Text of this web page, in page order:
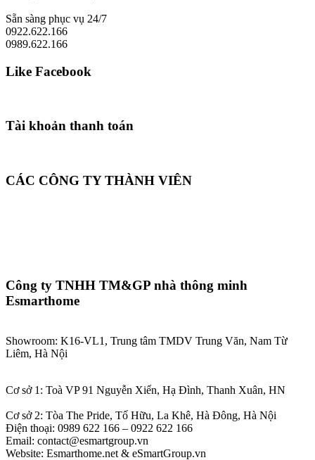
Sẵn sàng phục vụ 24/7
0922.622.166
0989.622.166
Like Facebook
Tài khoản thanh toán
CÁC CÔNG TY THÀNH VIÊN
Công ty TNHH TM&GP nhà thông minh
Esmarthome
Showroom: K16-VL1, Trung tâm TMDV Trung Văn, Nam Từ
Liêm, Hà Nội
Cơ sở 1: Toà VP 91 Nguyễn Xiển, Hạ Đình, Thanh Xuân, HN
Cơ sở 2: Tòa The Pride, Tố Hữu, La Khê, Hà Đông, Hà Nội
Điện thoại: 0989 622 166 – 0922 622 166
Email: contact@esmartgroup.vn
Website: Esmarthome.net & eSmartGroup.vn